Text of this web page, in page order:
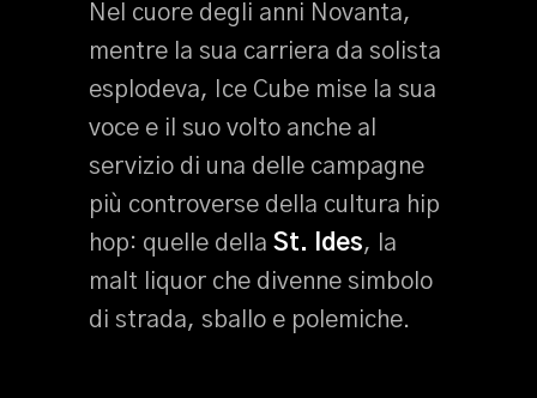
Nel cuore degli anni Novanta,
mentre la sua carriera da solista
esplodeva, Ice Cube mise la sua
voce e il suo volto anche al
servizio di una delle campagne
più controverse della cultura hip
hop: quelle della St. Ides, la
malt liquor che divenne simbolo
di strada, sballo e polemiche.